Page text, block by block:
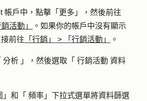
帳戶中，點擊 「更多」
，然後前往
銷活動」
。如果你的帳戶中沒有顯示
接前往 「行銷」 > 「行銷活動」 。
分析 」，然後選取「 行銷活動 資料
」和「 頻率 」下拉式選單將資料篩選